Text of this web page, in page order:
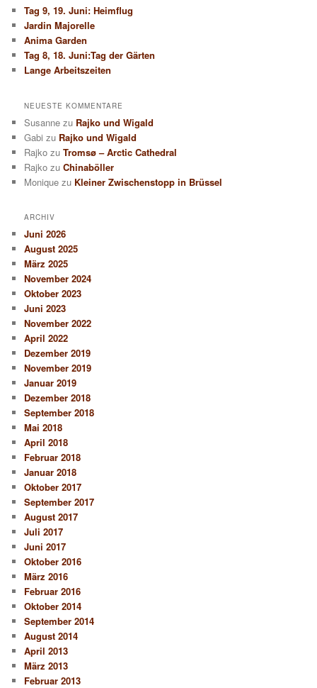
n
Tag 9, 19. Juni: Heimflug
Jardin Majorelle
Anima Garden
Tag 8, 18. Juni:Tag der Gärten
Lange Arbeitszeiten
NEUESTE KOMMENTARE
Susanne zu Rajko und Wigald
Gabi zu Rajko und Wigald
Rajko zuTromsø – Arctic Cathedral
Rajko zuChinaböller
Monique zu Kleiner Zwischenstopp in Brüssel
ARCHIV
Juni 2026
August 2025
März 2025
November 2024
Oktober 2023
Juni 2023
November 2022
April 2022
Dezember 2019
November 2019
Januar 2019
Dezember 2018
September 2018
Mai 2018
April 2018
Februar 2018
Januar 2018
Oktober 2017
September 2017
August 2017
Juli 2017
Juni 2017
Oktober 2016
März 2016
Februar 2016
Oktober 2014
September 2014
August 2014
April 2013
März 2013
Februar 2013